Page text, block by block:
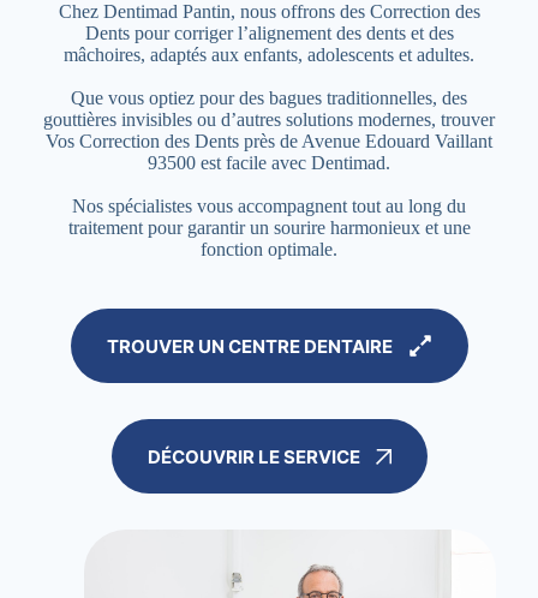
Chez Dentimad Pantin, nous offrons des Correction des
Dents pour corriger l’alignement des dents et des
mâchoires, adaptés aux enfants, adolescents et adultes.
Que vous optiez pour des bagues traditionnelles, des
gouttières invisibles ou d’autres solutions modernes, trouver
Vos Correction des Dents près de Avenue Edouard Vaillant
93500 est facile avec Dentimad.
Nos spécialistes vous accompagnent tout au long du
traitement pour garantir un sourire harmonieux et une
fonction optimale.
TROUVER UN CENTRE DENTAIRE
DÉCOUVRIR LE SERVICE